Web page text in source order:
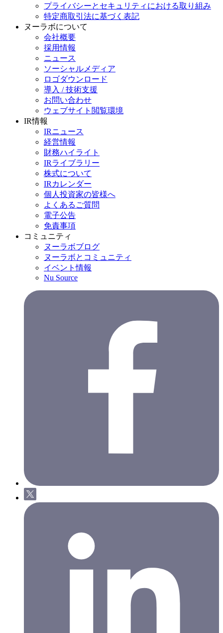
プライバシーとセキュリティにおける取り組み
特定商取引法に基づく表記
ヌーラボについて
会社概要
採用情報
ニュース
ソーシャルメディア
ロゴダウンロード
導入 / 技術支援
お問い合わせ
ウェブサイト閲覧環境
IR情報
IRニュース
経営情報
財務ハイライト
IRライブラリー
株式について
IRカレンダー
個人投資家の皆様へ
よくあるご質問
電子公告
免責事項
コミュニティ
ヌーラボブログ
ヌーラボとコミュニティ
イベント情報
Nu Source